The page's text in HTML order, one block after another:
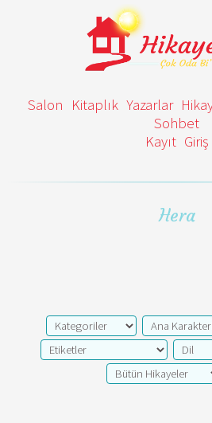
Salon Kitaplık Yazarlar
Sohbet
Kayıt Giriş
Hera